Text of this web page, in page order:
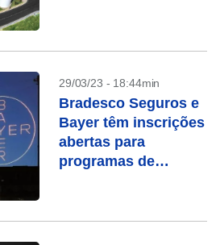
29/03/23 - 18:44min
Bradesco Seguros e
Bayer têm inscrições
abertas para
programas de